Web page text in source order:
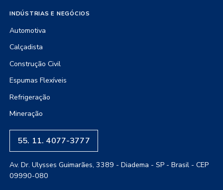
INDÚSTRIAS E NEGÓCIOS
Automotiva
Calçadista
Construção Civil
Espumas Flexíveis
Refrigeração
Mineração
55. 11. 4077-3777
Av. Dr. Ulysses Guimarães, 3389 - Diadema - SP - Brasil - CEP
09990-080